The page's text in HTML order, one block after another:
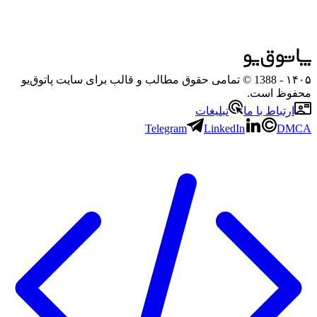
۱۴۰۵
- 1388 © تمامی حقوق مطالب و قالب برای سایت پاتوق‌یو
محفوظ است.
ارتباط با ما
تبلیغات
Telegram
LinkedIn DMCA